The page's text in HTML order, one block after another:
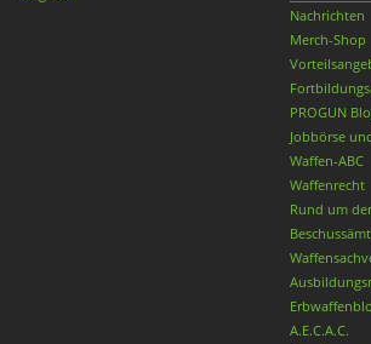
Nachrichten
Merch-Shop
PROGUN
Jobbörse
Waffen-ABC
Waffenrecht
Rund um
A.E.C.A.C.